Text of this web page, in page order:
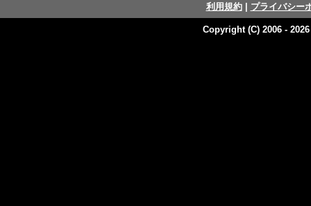
利用規約| プライバシー
Copyright (C) 2006 -